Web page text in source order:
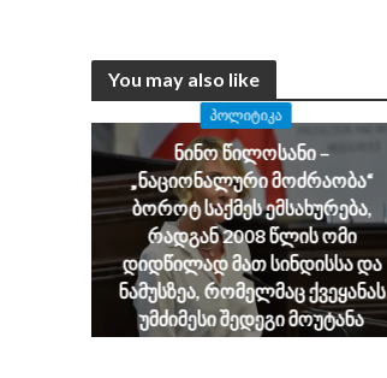
You may also like
ᲞᲝᲚᲘᲢᲘᲙᲐ
ნინო წილოსანი –
„ნაციონალური მოძრაობა“
ბოროტ საქმეს ემსახურება,
რადგან 2008 წლის ომი
დიდწილად მათ სინდისსა და
ნამუსზეა, რომელმაც ქვეყანას
უმძიმესი შედეგი მოუტანა